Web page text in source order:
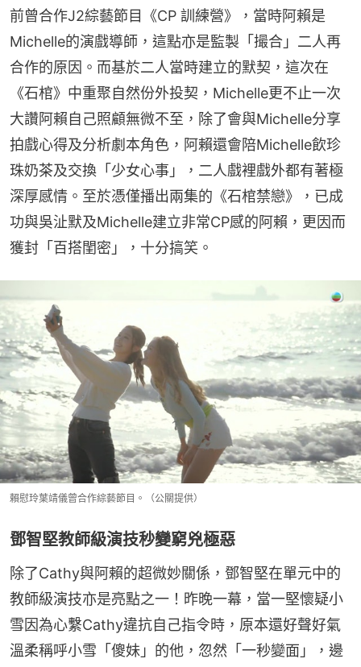
前曾合作J2綜藝節目《CP 訓練營》，當時阿賴是
Michelle的演戲導師，這點亦是監製「撮合」二人再
合作的原因。而基於二人當時建立的默契，這次在
《石棺》中重聚自然份外投契，Michelle更不止一次
大讚阿賴自己照顧無微不至，除了會與Michelle分享
拍戲心得及分析劇本角色，阿賴還會陪Michelle飲珍
珠奶茶及交換「少女心事」，二人戲裡戲外都有著極
深厚感情。至於憑僅播出兩集的《石棺禁戀》，已成
功與吳沚默及Michelle建立非常CP感的阿賴，更因而
獲封「百搭閨密」，十分搞笑。
賴慰玲葉靖儀曾合作綜藝節目。（公關提供）
鄧智堅教師級演技秒變窮兇極惡
除了Cathy與阿賴的超微妙關係，鄧智堅在單元中的
教師級演技亦是亮點之一！昨晚一幕，當一堅懷疑小
雪因為心繫Cathy違抗自己指令時，原本還好聲好氣
溫柔稱呼小雪「傻妹」的他，忽然「一秒變面」，邊